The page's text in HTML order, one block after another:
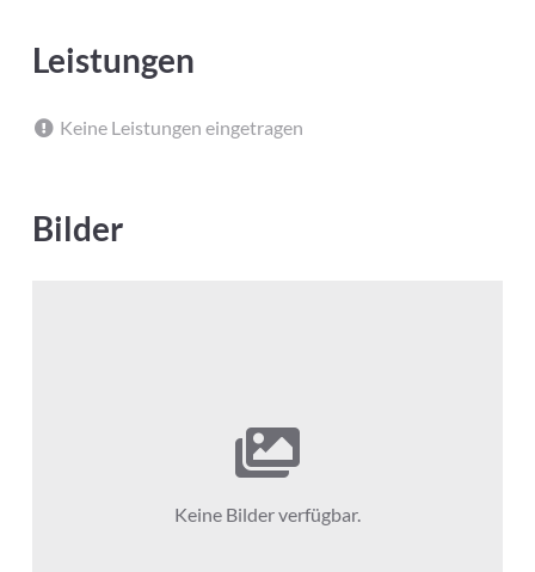
Leistungen
Keine Leistungen eingetragen
Bilder
Keine Bilder verfügbar.